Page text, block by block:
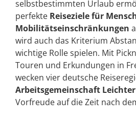
selbstbestimmten Urlaub
perfekte Reiseziele für
Mobilitätseinschränkungen
wird auch das Kriterium
wichtige Rolle spielen. Mit
Touren und Erkundungen in
wecken vier deutsche
Arbeitsgemeinschaft Leichter
Vorfreude auf die Zeit nach